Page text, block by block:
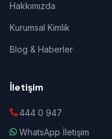
Hakkımızda
Kurumsal Kimlik
Blog & Haberler
İletişim
444 0 947
WhatsApp İletişim